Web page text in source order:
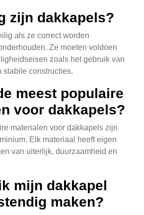
zijn dakkapels?
als ze correct worden
Ze moeten voldoen
zoals het gebruik van
constructies.
meest populaire
voor dakkapels?
materialen voor dakkapels zijn
Elk materiaal heeft eigen
van uiterlijk, duurzaamheid en
mijn dakkapel
maken?